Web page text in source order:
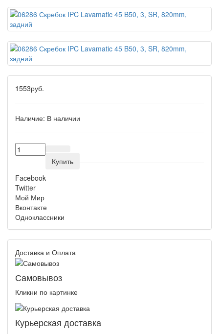
1553руб.
Наличие: В наличии
Купить
Facebook
Twitter
Мой Мир
Вконтакте
Одноклассники
Доставка и Оплата
Самовывоз
Кликни по картинке
Курьерская доставка